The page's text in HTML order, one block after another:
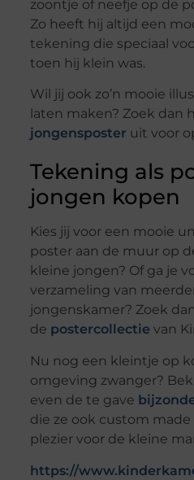
zoontje of neefje op de
Zo heeft hij altijd een
tekening die speciaal
toen hij klein was.
Wil jij ook zo’n mooie
laten maken? Zoek dan
jongensposter uit voor
Tekening als
jongen kopen
Kies jij voor een mooie
poster aan de muur op
kleine jongen? Of ga je
verzameling van
jongenskamer? Zoek
de postercollectie van
Nu nog een kleintje op
omgeving zwanger?
even de te gave
die ze ook custom made
plezier voor de kleine
https://